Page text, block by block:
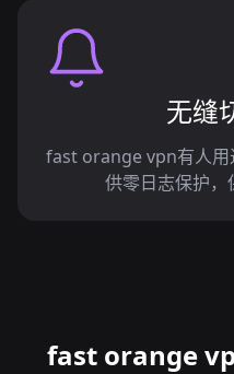
无缝
fast orange vpn有人
供零日志保护，
fast orange